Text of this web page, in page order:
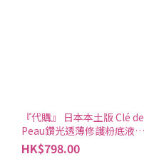
『代購』 日本本土版 Clé de
Peau鑽光透薄修護粉底液
SPF25 PA++ | RADIANT
FLUID FOUNDATION
HK$798.00